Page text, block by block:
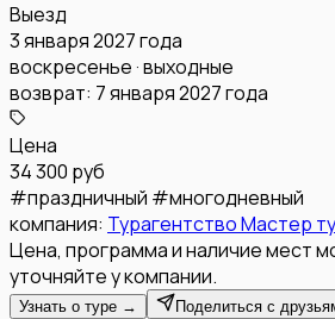
Выезд
3 января 2027 года
воскресенье · выходные
возврат: 7 января 2027 года
Цена
34 300 руб
#праздничный #многодневный
компания: Турагентство Мастер
Цена, программа и наличие мест
уточняйте у компании.
Узнать о туре → Поделиться с